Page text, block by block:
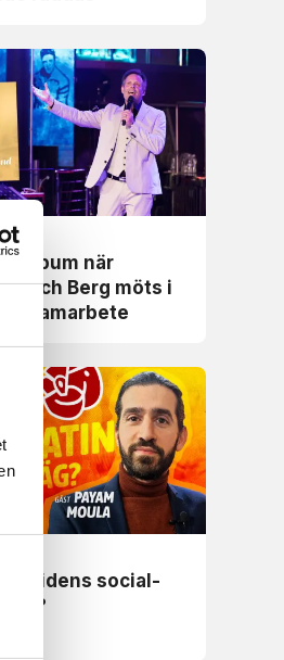
album när
och Berg möts i
samarbete
social­
ut?